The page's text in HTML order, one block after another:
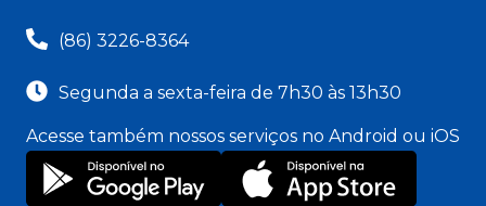
(86) 3226-8364
Segunda a sexta-feira de 7h30 às 13h30
Acesse também nossos serviços no Android ou iOS